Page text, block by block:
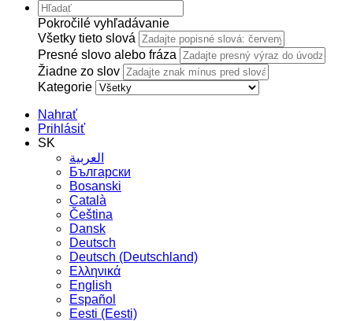
Pokročilé vyhľadávanie
Všetky tieto slová
Presné slovo alebo fráza
Žiadne zo slov
Kategorie
Nahrať
Prihlásiť
SK
العربية
Български
Bosanski
Сatalà
Čeština
Dansk
Deutsch
Deutsch (Deutschland)
Ελληνικά
English
Español
Eesti (Eesti)